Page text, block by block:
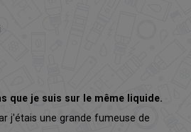
que je suis sur le même liquide.
j'étais une grande fumeuse de